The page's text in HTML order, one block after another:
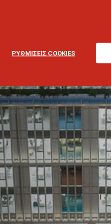
ΡΥΘΜΙΣΕΙΣ COOKIES